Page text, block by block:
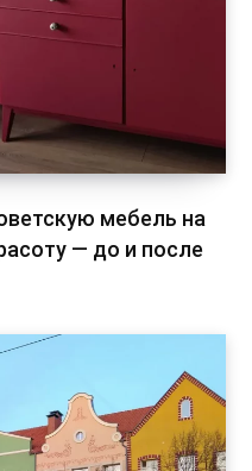
мебель на
— до и после